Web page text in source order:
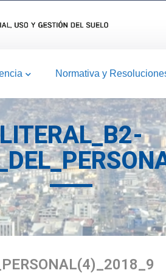
Normativa y
LITERAL_B2-